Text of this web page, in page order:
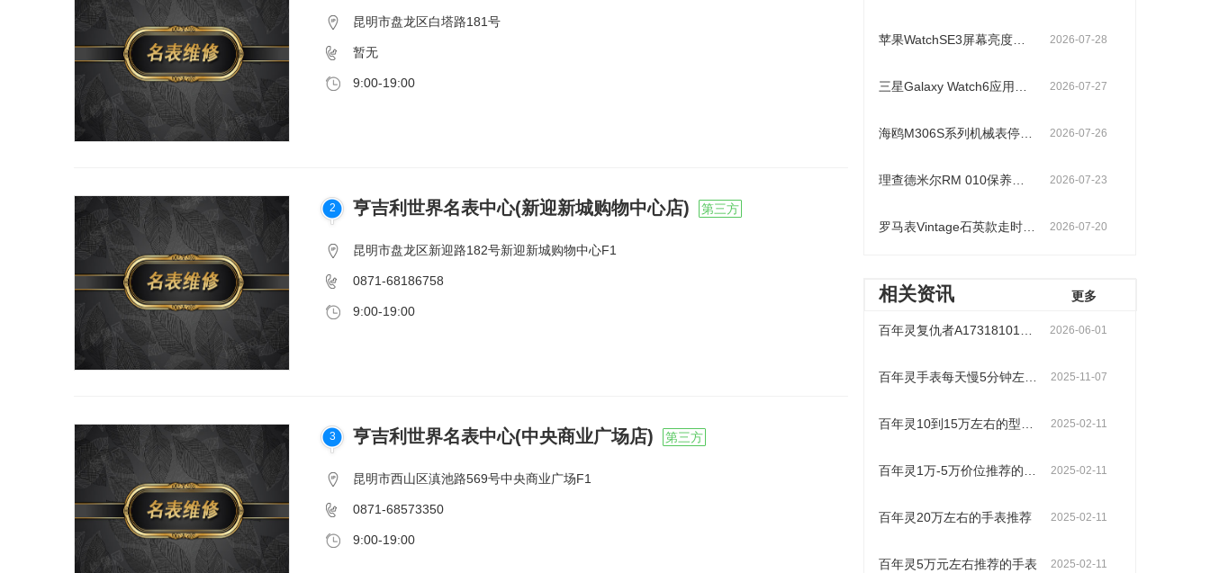
昆明市盘龙区白塔路181号
暂无
9:00-19:00
2 亨吉利世界名表中心(新迎新城购物中心店) 第三方
昆明市盘龙区新迎路182号新迎新城购物中心F1
0871-68186758
9:00-19:00
3 亨吉利世界名表中心(中央商业广场店) 第三方
昆明市西山区滇池路569号中央商业广场F1
0871-68573350
9:00-19:00
2026-07-28
2026-07-27
2026-07-26
2026-07-23
2026-07-20
相关资讯 更多
2026-06-01
2025-11-07
2025-02-11
2025-02-11
百年灵20万左右的手表推荐 2025-02-11
百年灵5万元左右推荐的手表 2025-02-11